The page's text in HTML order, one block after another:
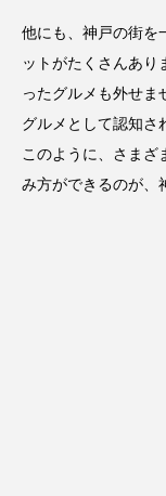
他にも、神戸の街を
ットがたくさんあり
ったグルメも外せま
グルメとして認知さ
このように、さまざ
み方ができるのが、